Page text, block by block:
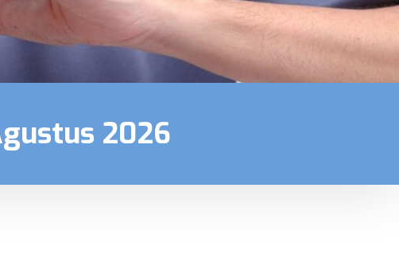
2026